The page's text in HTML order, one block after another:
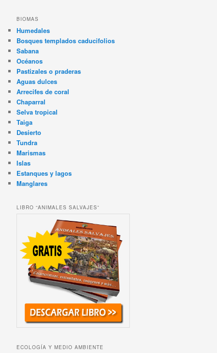
BIOMAS
Humedales
Bosques templados caducifolios
Sabana
Océanos
Pastizales o praderas
Aguas dulces
Arrecifes de coral
Chaparral
Selva tropical
Taiga
Desierto
Tundra
Marismas
Islas
Estanques y lagos
Manglares
LIBRO “ANIMALES SALVAJES”
ECOLOGÍA Y MEDIO AMBIENTE